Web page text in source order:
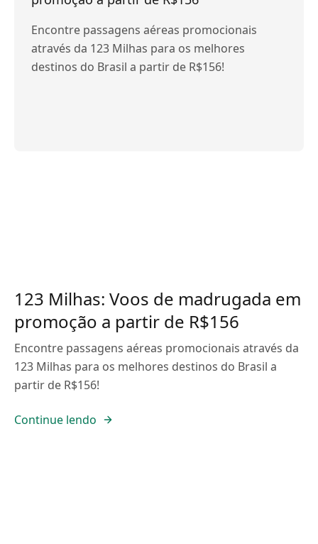
Encontre passagens aéreas promocionais
através da 123 Milhas para os melhores
destinos do Brasil a partir de R$156!
123 Milhas: Voos de madrugada em
promoção a partir de R$156
Encontre passagens aéreas promocionais através da
123 Milhas para os melhores destinos do Brasil a
partir de R$156!
Continue lendo